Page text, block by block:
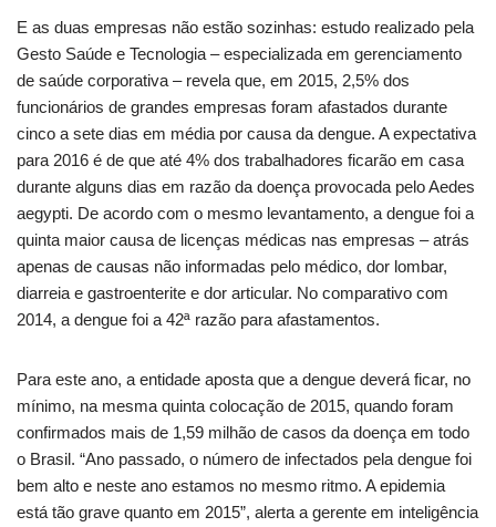
E as duas empresas não estão sozinhas: estudo realizado pela
Gesto Saúde e Tecnologia – especializada em gerenciamento
de saúde corporativa – revela que, em 2015, 2,5% dos
funcionários de grandes empresas foram afastados durante
cinco a sete dias em média por causa da dengue. A expectativa
para 2016 é de que até 4% dos trabalhadores ficarão em casa
durante alguns dias em razão da doença provocada pelo Aedes
aegypti. De acordo com o mesmo levantamento, a dengue foi a
quinta maior causa de licenças médicas nas empresas – atrás
apenas de causas não informadas pelo médico, dor lombar,
diarreia e gastroenterite e dor articular. No comparativo com
2014, a dengue foi a 42ª razão para afastamentos.
Para este ano, a entidade aposta que a dengue deverá ficar, no
mínimo, na mesma quinta colocação de 2015, quando foram
confirmados mais de 1,59 milhão de casos da doença em todo
o Brasil. “Ano passado, o número de infectados pela dengue foi
bem alto e neste ano estamos no mesmo ritmo. A epidemia
está tão grave quanto em 2015”, alerta a gerente em inteligência